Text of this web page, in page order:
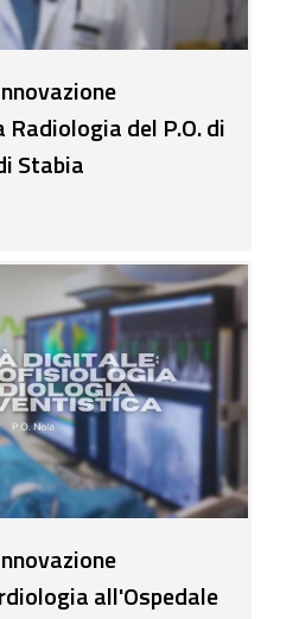
del P.O. di
Stabia
all'Ospedale